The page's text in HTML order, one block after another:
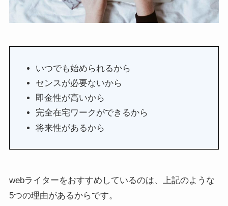
いつでも始められるから
センスが必要ないから
即金性が高いから
完全在宅ワークができるから
将来性があるから
webライターをおすすめしているのは、上記のような
5つの理由があるからです。